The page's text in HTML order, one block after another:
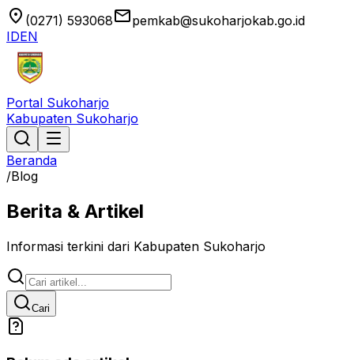
location_on (0271) 593068emailpemkab@sukoharjokab.go.id
IDEN
Portal Sukoharjo
Kabupaten Sukoharjo
Beranda
/Blog
Berita & Artikel
Informasi terkini dari Kabupaten Sukoharjo
Cari